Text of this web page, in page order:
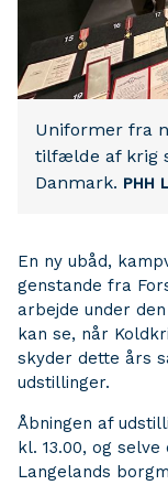
Uniformer fra
tilfælde af krig
Danmark. PHH
En ny ubåd,
genstande fra
arbejde under
kan se, når
skyder dette års
udstillinger.
Åbningen af
kl. 13.00, og
Langelands